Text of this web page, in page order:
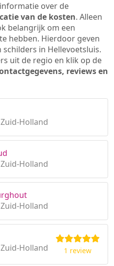
over de
van de kosten. Alleen
belangrijk om een
hebben. Hierdoor geven
in Hellevoetsluis.
uit de regio en klik op de
reviews en
Holland
Holland
Holland
Holland
1 review